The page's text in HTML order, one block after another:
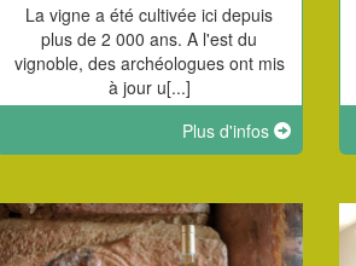
La vigne a été cultivée ici depuis
plus de 2 000 ans. A l'est du
vignoble, des archéologues ont mis
à jour u[...]
Plus d'infos